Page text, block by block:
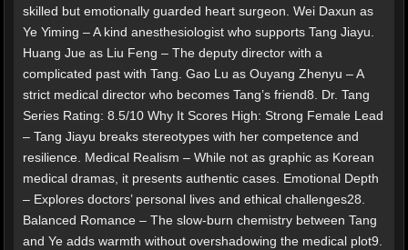
skilled but emotionally guarded heart surgeon. Wei Daxun as
Ye Yiming – A kind anesthesiologist who supports Tang Jiayu.
Huang Jue as Liu Feng – The deputy director with a
complicated past with Tang. Gao Lu as Ouyang Zhenyu – A
strict medical director who becomes Tang’s friend8. Dr. Tang
Series Rating: 8.5/10 Why It Scores High: Strong Female Lead
– Tang Jiayu breaks stereotypes with her competence and
resilience. Medical Realism – While not as graphic as Korean
medical dramas, it presents authentic cases. Emotional Depth
– Explores doctors’ personal lives and ethical challenges28.
Balanced Romance – The slow-burn chemistry between Tang
and Ye adds warmth without overshadowing the medical plot9.